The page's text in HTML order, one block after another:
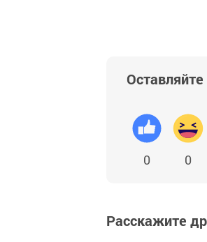
0 0
Расскажите